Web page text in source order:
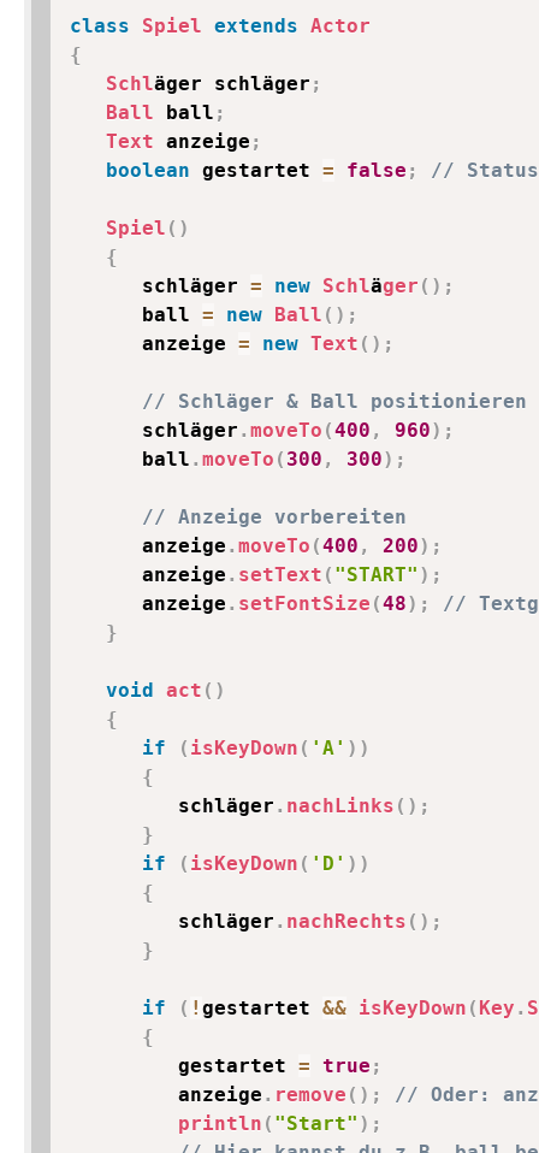
class Spiel extends Actor
{
Schläger schläger ;
Ball ball ;
Text anzeige ;
boolean gestartet = false ; //
Spiel ( )
{
      schläger
= new Schläger ( ) ;
      ball
= new Ball ( ) ;
      anzeige
= new Text ( ) ;
// Schläger & Ball
      schläger
. moveTo (400 , 960) ;
      ball
. moveTo ( 300 , 300) ;
// Anzeige vorbereiten
      anzeige
. moveTo (400 , 200) ;
      anzeige
. setText ( "START" ) ;
      anzeige
. setFontSize (48) ;
//
}
void act ( )
{
if
( isKeyDown ( 'A' ) )
{
         schläger
. nachLinks ( ) ;
}
if
( isKeyDown ( 'D' ) )
{
         schläger
. nachRechts ( ) ;
}
if ( ! gestartet && isKeyDown ( Key .
{
         gestartet
= true ;
         anzeige
. remove ( ) ;
// Oder:
println ( "Start" ) ;